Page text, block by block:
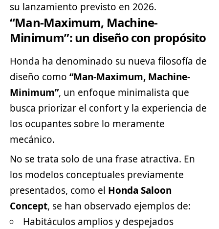
su lanzamiento previsto en 2026.
“Man-Maximum, Machine-
Minimum”: un diseño con propósito
Honda ha denominado su nueva filosofía de
diseño como “Man-Maximum, Machine-
Minimum”, un enfoque minimalista que
busca priorizar el confort y la experiencia de
los ocupantes sobre lo meramente
mecánico.
No se trata solo de una frase atractiva. En
los modelos conceptuales previamente
presentados, como el Honda Saloon
Concept, se han observado ejemplos de:
Habitáculos amplios y despejados